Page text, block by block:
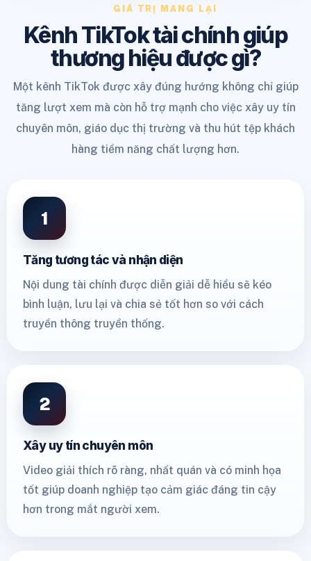
GIÁ TRỊ MANG LẠI
Kênh TikTok tài chính giúp
thương hiệu được gì?
Một kênh TikTok được xây đúng hướng không chỉ giúp
tăng lượt xem mà còn hỗ trợ mạnh cho việc xây uy tín
chuyên môn, giáo dục thị trường và thu hút tệp khách
hàng tiềm năng chất lượng hơn.
1
Tăng tương tác và nhận diện
Nội dung tài chính được diễn giải dễ hiểu sẽ kéo
bình luận, lưu lại và chia sẻ tốt hơn so với cách
truyền thông truyền thống.
2
Xây uy tín chuyên môn
Video giải thích rõ ràng, nhất quán và có minh họa
tốt giúp doanh nghiệp tạo cảm giác đáng tin cậy
hơn trong mắt người xem.